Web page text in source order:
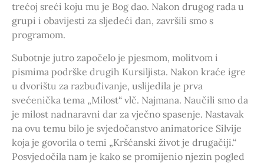
trećoj sreći koju mu je Bog dao. Nakon drugog rada u
grupi i obavijesti za sljedeći dan, završili smo s
programom.
Subotnje jutro započelo je pjesmom, molitvom i
pismima podrške drugih Kursiljista. Nakon kraće igre
u dvorištu za razbuđivanje, uslijedila je prva
svećenička tema „Milost“ vlč. Najmana. Naučili smo da
je milost nadnaravni dar za vječno spasenje. Nastavak
na ovu temu bilo je svjedočanstvo animatorice Silvije
koja je govorila o temi „Kršćanski život je drugačiji.“
Posvjedočila nam je kako se promijenio njezin pogled